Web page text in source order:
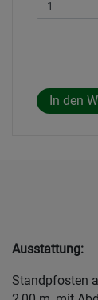
Ausstattung:
Standpfosten